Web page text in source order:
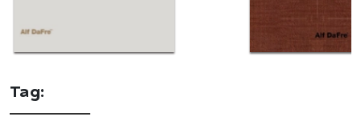
Tag: